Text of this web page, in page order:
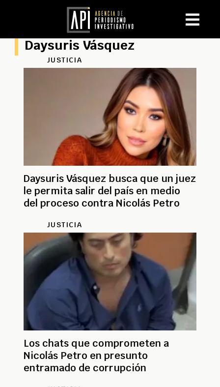
Daysuris Vásquez
JUSTICIA
Daysuris Vásquez busca que un juez
le permita salir del país en medio
del proceso contra Nicolás Petro
JUSTICIA
Los chats que comprometen a
Nicolás Petro en presunto
entramado de corrupción